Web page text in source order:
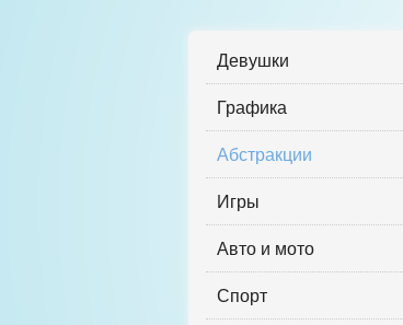
Девушки
Графика
Абстракции
Игры
Авто и мото
Спорт